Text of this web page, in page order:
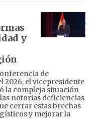
y
de
2026, el vicepresidente
la compleja situación
notorias deficiencias
cerrar estas brechas
y mejorar la